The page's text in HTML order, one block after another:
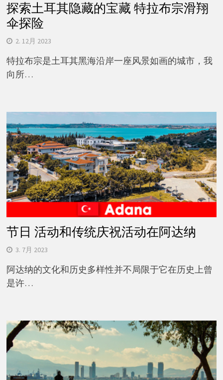
探索土耳其隐藏的宝藏 特拉布宗滑翔
伞探险
2. 12月 2023
特拉布宗是土耳其黑海沿岸一座风景如画的城市，我
向所…
节日 活动和传统庆祝活动在阿达纳
3. 7月 2023
阿达纳的文化和历史多样性并不局限于它在历史上曾
是许…